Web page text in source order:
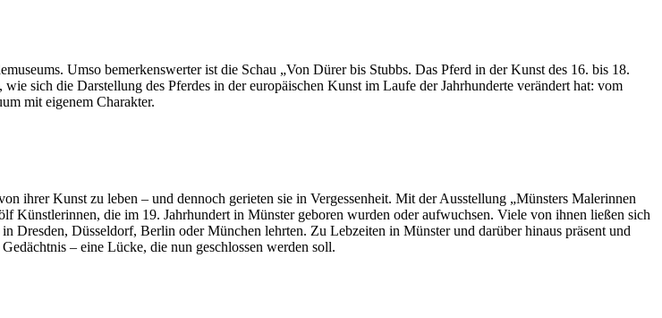
Umso bemerkenswerter ist die Schau „Von Dürer bis Stubbs. Das Pferd in der Kunst des 16. bis 18.
sich die Darstellung des Pferdes in der europäischen Kunst im Laufe der Jahrhunderte verändert hat: vom
mit eigenem Charakter.
ihrer Kunst zu leben – und dennoch gerieten sie in Vergessenheit. Mit der Ausstellung „Münsters Malerinnen
Künstlerinnen, die im 19. Jahrhundert in Münster geboren wurden oder aufwuchsen. Viele von ihnen ließen sich
Dresden, Düsseldorf, Berlin oder München lehrten. Zu Lebzeiten in Münster und darüber hinaus präsent und
– eine Lücke, die nun geschlossen werden soll.